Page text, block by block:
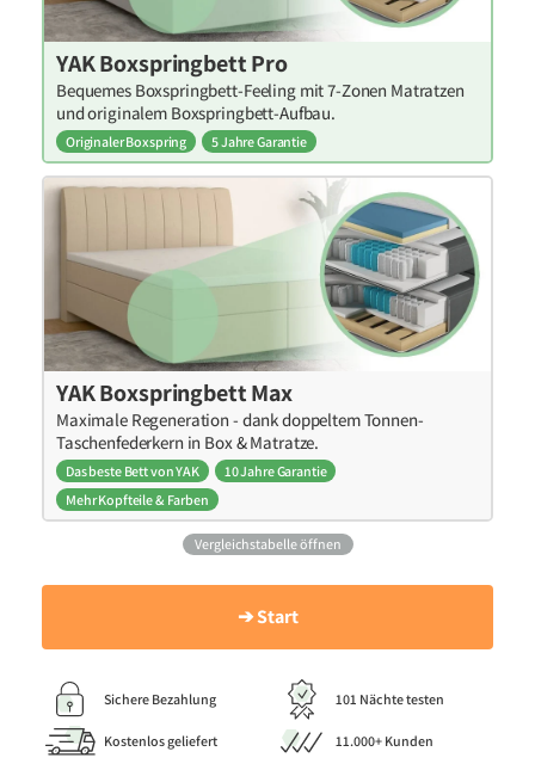
YAK Boxspringbett Pro
Bequemes Boxspringbett-Feeling mit 7-Zonen Matratzen
und originalem Boxspringbett-Aufbau.
Originaler Boxspring 5 Jahre Garantie
YAK Boxspringbett Max
Maximale Regeneration - dank doppeltem Tonnen-
Taschenfederkern in Box & Matratze.
Das beste Bett von YAK
10 Jahre Garantie
Mehr Kopfteile & Farben
Vergleichstabelle öffnen
➔ Start
Sichere Bezahlung 101 Nächte testen
Kostenlos geliefert 11.000+ Kunden